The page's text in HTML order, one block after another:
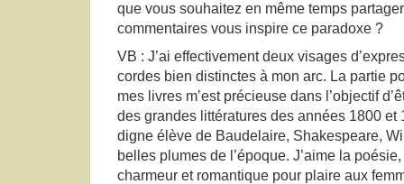
que vous souhaitez en même temps
commentaires vous inspire ce paradoxe ?
VB : J’ai effectivement deux visages
cordes bien distinctes à mon arc. La partie
mes livres m’est précieuse dans l’objectif
des grandes littératures des années 1800 et
digne élève de Baudelaire, Shakespeare,
belles plumes de l’époque. J’aime la
charmeur et romantique pour plaire aux